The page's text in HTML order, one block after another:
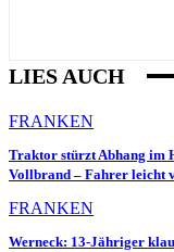
LIES AUCH
FRANKEN
Traktor stürzt Abhang im
Vollbrand – Fahrer leicht
FRANKEN
Werneck: 13-Jähriger